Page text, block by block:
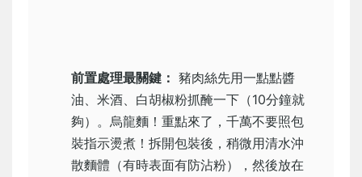
前置處理最關鍵： 豬肉絲先用一點點醬
油、米酒、白胡椒粉抓醃一下（10分鐘就
夠）。烏龍麵！重點來了，千萬不要照包
裝指示燙煮！拆開包裝後，稍微用清水沖
散麵體（有時表面有防沾粉），然後放在